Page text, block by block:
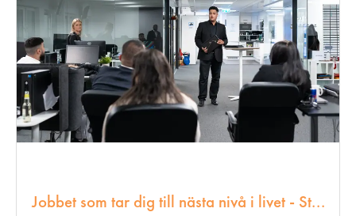
Jobbet som tar dig till nästa nivå i livet - St...